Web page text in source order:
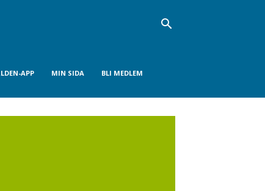
APP MIN SIDA BLI MEDLEM